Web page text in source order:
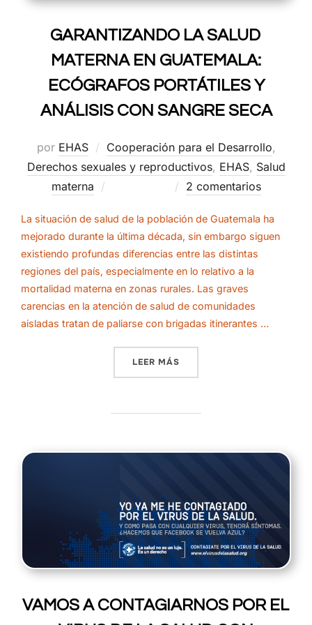
GARANTIZANDO LA SALUD
MATERNA EN GUATEMALA:
ECÓGRAFOS PORTÁTILES Y
ANÁLISIS CON SANGRE SECA
por EHAS Cooperación para el Desarrollo,
Derechos sexuales y reproductivos, EHAS, Salud
materna
2 comentarios
La situación de salud de la población de Guatemala ha
mejorado durante la última década, sin embargo siguen
existiendo profundas diferencias entre las distintas
regiones del país, especialmente en lo relativo a la
mortalidad materna en zonas rurales. Las graves
carencias en la atención de salud de comunidades
aisladas tratan de paliarse con brigadas itinerantes …
LEER MÁS
VAMOS A CONTAGIARNOS POR EL